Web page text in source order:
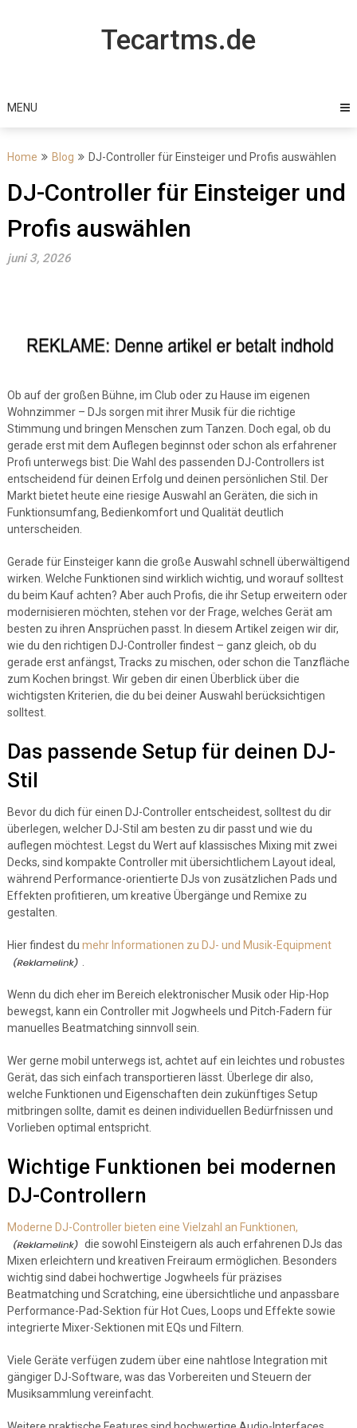
Tecartms.de
MENU
Home Blog DJ-Controller für Einsteiger und Profis auswählen
DJ-Controller für Einsteiger und
Profis auswählen
juni 3, 2026
Ob auf der großen Bühne, im Club oder zu Hause im eigenen
Wohnzimmer – DJs sorgen mit ihrer Musik für die richtige
Stimmung und bringen Menschen zum Tanzen. Doch egal, ob du
gerade erst mit dem Auflegen beginnst oder schon als erfahrener
Profi unterwegs bist: Die Wahl des passenden DJ-Controllers ist
entscheidend für deinen Erfolg und deinen persönlichen Stil. Der
Markt bietet heute eine riesige Auswahl an Geräten, die sich in
Funktionsumfang, Bedienkomfort und Qualität deutlich
unterscheiden.
Gerade für Einsteiger kann die große Auswahl schnell überwältigend
wirken. Welche Funktionen sind wirklich wichtig, und worauf solltest
du beim Kauf achten? Aber auch Profis, die ihr Setup erweitern oder
modernisieren möchten, stehen vor der Frage, welches Gerät am
besten zu ihren Ansprüchen passt. In diesem Artikel zeigen wir dir,
wie du den richtigen DJ-Controller findest – ganz gleich, ob du
gerade erst anfängst, Tracks zu mischen, oder schon die Tanzfläche
zum Kochen bringst. Wir geben dir einen Überblick über die
wichtigsten Kriterien, die du bei deiner Auswahl berücksichtigen
solltest.
Das passende Setup für deinen DJ-
Stil
Bevor du dich für einen DJ-Controller entscheidest, solltest du dir
überlegen, welcher DJ-Stil am besten zu dir passt und wie du
auflegen möchtest. Legst du Wert auf klassisches Mixing mit zwei
Decks, sind kompakte Controller mit übersichtlichem Layout ideal,
während Performance-orientierte DJs von zusätzlichen Pads und
Effekten profitieren, um kreative Übergänge und Remixe zu
gestalten.
Hier findest du mehr Informationen zu DJ- und Musik-Equipment
Wenn du dich eher im Bereich elektronischer Musik oder Hip-Hop
bewegst, kann ein Controller mit Jogwheels und Pitch-Fadern für
manuelles Beatmatching sinnvoll sein.
Wer gerne mobil unterwegs ist, achtet auf ein leichtes und robustes
Gerät, das sich einfach transportieren lässt. Überlege dir also,
welche Funktionen und Eigenschaften dein zukünftiges Setup
mitbringen sollte, damit es deinen individuellen Bedürfnissen und
Vorlieben optimal entspricht.
Wichtige Funktionen bei modernen
DJ-Controllern
Moderne DJ-Controller bieten eine Vielzahl an Funktionen,
die sowohl Einsteigern als auch erfahrenen DJs das
Mixen erleichtern und kreativen Freiraum ermöglichen. Besonders
wichtig sind dabei hochwertige Jogwheels für präzises
Beatmatching und Scratching, eine übersichtliche und anpassbare
Performance-Pad-Sektion für Hot Cues, Loops und Effekte sowie
integrierte Mixer-Sektionen mit EQs und Filtern.
Viele Geräte verfügen zudem über eine nahtlose Integration mit
gängiger DJ-Software, was das Vorbereiten und Steuern der
Musiksammlung vereinfacht.